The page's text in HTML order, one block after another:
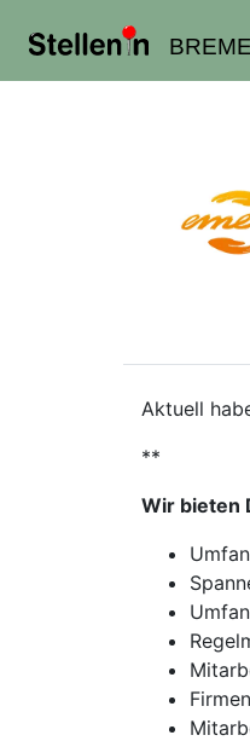
Aktuell
**
Wir bieten